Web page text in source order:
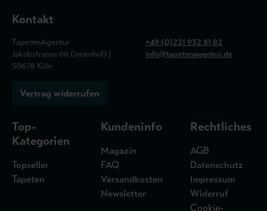
Kontakt
TapetenAgentur
Jakobstrasse 66 (Innenhof) |
50678 Köln
+49 (0)221 932 81 82
info@tapetenagentur.de
Vertrag widerrufen
Top-
Kategorien
Topseller
Tapeten
Kundeninfo
Magazin
FAQ
Versandkosten
Newsletter
Rechtliches
AGB
Datenschutz
Impressum
Widerruf
Cookie-